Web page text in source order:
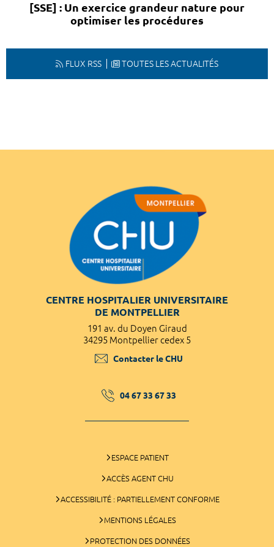
[SSE] : Un exercice grandeur nature pour
optimiser les procédures
FLUX RSS TOUTES LES ACTUALITÉS
CENTRE HOSPITALIER UNIVERSITAIRE
DE MONTPELLIER
191 av. du Doyen Giraud
34295 Montpellier cedex 5
Contacter le CHU
04 67 33 67 33
ESPACE PATIENT
ACCÈS AGENT CHU
ACCESSIBILITÉ : PARTIELLEMENT CONFORME
MENTIONS LÉGALES
PROTECTION DES DONNÉES